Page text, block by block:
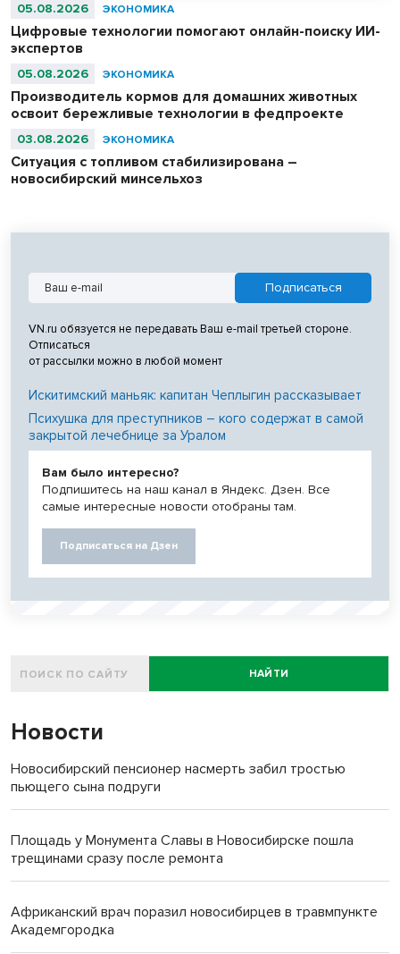
05.08.2026 ЭКОНОМИКА
Цифровые технологии помогают онлайн-поиску ИИ-
экспертов
05.08.2026 ЭКОНОМИКА
Производитель кормов для домашних животных
освоит бережливые технологии в федпроекте
03.08.2026 ЭКОНОМИКА
Ситуация с топливом стабилизирована –
новосибирский минсельхоз
VN.ru обязуется не передавать Ваш e-mail третьей стороне.
Отписаться
от рассылки можно в любой момент
Искитимский маньяк: капитан Чеплыгин рассказывает
Психушка для преступников – кого содержат в самой
закрытой лечебнице за Уралом
Вам было интересно?
Подпишитесь на наш канал в Яндекс. Дзен. Все
самые интересные новости отобраны там.
Подписаться на Дзен
НАЙТИ
Новости
Новосибирский пенсионер насмерть забил тростью
пьющего сына подруги
Площадь у Монумента Славы в Новосибирске пошла
трещинами сразу после ремонта
Африканский врач поразил новосибирцев в травмпункте
Академгородка